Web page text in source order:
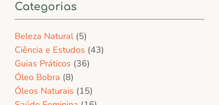
Categorias
Beleza Natural(5)
Ciência e Estudos (43)
Guias Práticos (36)
Óleo Bobra (8)
Óleos Naturais (15)